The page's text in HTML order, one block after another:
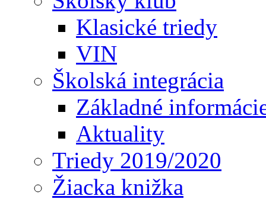
Klasické triedy
VIN
Školská integrácia
Základné
Aktuality
Triedy 2019/2020
Žiacka knižka